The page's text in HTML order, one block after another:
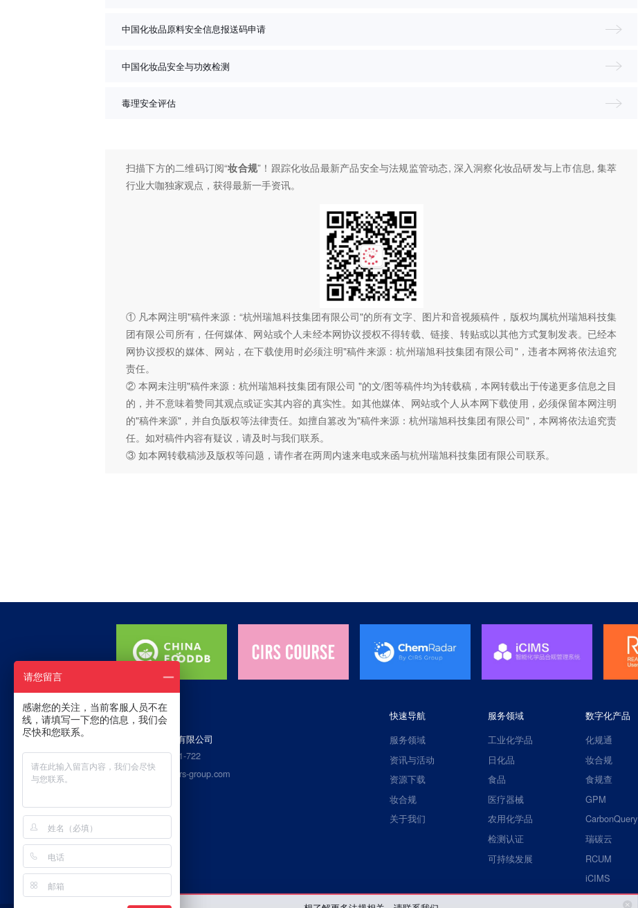
中国化妆品原料安全信息报送码申请
中国化妆品安全与功效检测
毒理安全评估
扫描下方的二维码订阅“妆合规”！跟踪化妆品最新产品安全与法规监管动态, 深入洞察化妆品研发与上市信息, 集萃
行业大咖独家观点，获得最新一手资讯。
① 凡本网注明"稿件来源：“杭州瑞旭科技集团有限公司"的所有文字、图片和音视频稿件，版权均属杭州瑞旭科技集
团有限公司所有，任何媒体、网站或个人未经本网协议授权不得转载、链接、转贴或以其他方式复制发表。已经本
网协议授权的媒体、网站，在下载使用时必须注明"稿件来源：杭州瑞旭科技集团有限公司"，违者本网将依法追究
责任。
② 本网未注明"稿件来源：杭州瑞旭科技集团有限公司 "的文/图等稿件均为转载稿，本网转载出于传递更多信息之目
的，并不意味着赞同其观点或证实其内容的真实性。如其他媒体、网站或个人从本网下载使用，必须保留本网注明
的"稿件来源"，并自负版权等法律责任。如擅自篡改为"稿件来源：杭州瑞旭科技集团有限公司"，本网将依法追究责
任。如对稿件内容有疑议，请及时与我们联系。
③ 如本网转载稿涉及版权等问题，请作者在两周内速来电或来函与杭州瑞旭科技集团有限公司联系。
杭州瑞旭科技集团有限公司
400热线：4006-721-722
Email：service@cirs-group.com
快速导航
服务领域
资讯与活动
资源下载
妆合规
关于我们
服务领域
工业化学品
日化品
食品
医疗器械
农用化学品
检测认证
可持续发展
数字化产品
化规通
妆合规
食规查
GPM
CarbonQuery
瑞碳云
RCUM
iCIMS
请您留言
感谢您的关注，当前客服人员不在
线，请填写一下您的信息，我们会
尽快和您联系。